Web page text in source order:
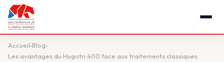
Accueil›Blog›
Les avantages du Hugotri 400 face aux traitements classiques